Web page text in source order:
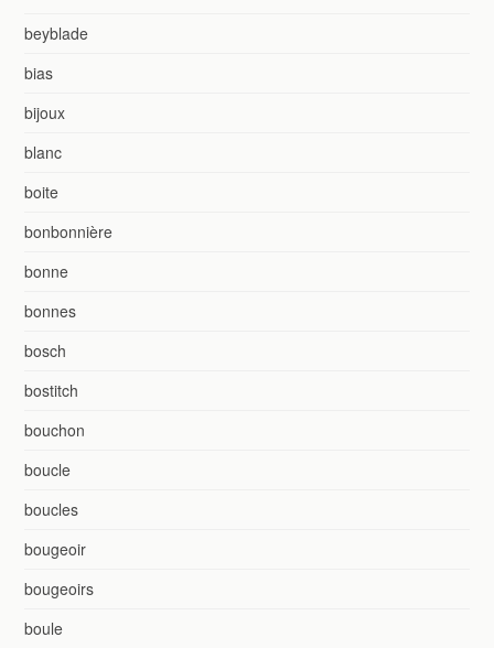
beyblade
bias
bijoux
blanc
boite
bonbonnière
bonne
bonnes
bosch
bostitch
bouchon
boucle
boucles
bougeoir
bougeoirs
boule